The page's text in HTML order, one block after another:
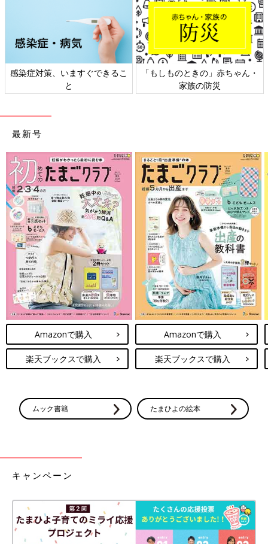
感染症対策、いますぐできるこ
と
「もしものときの」赤ちゃん・
家族の防災
最新号
Amazonで購入
楽天ブックスで購入
Amazonで購入
楽天ブックスで購入
ムック書籍 たまひよの絵本
キャンペーン